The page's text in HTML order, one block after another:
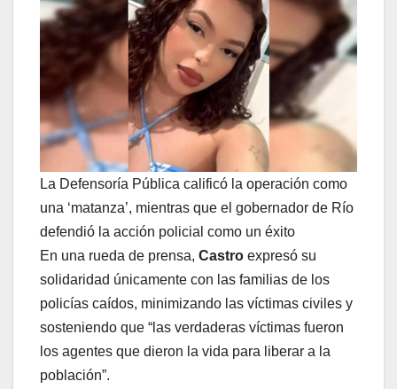
La Defensoría Pública calificó la operación como
una ‘matanza’, mientras que el gobernador de Río
defendió la acción policial como un éxito
En una rueda de prensa, Castro expresó su
solidaridad únicamente con las familias de los
policías caídos, minimizando las víctimas civiles y
sosteniendo que “las verdaderas víctimas fueron
los agentes que dieron la vida para liberar a la
población”.